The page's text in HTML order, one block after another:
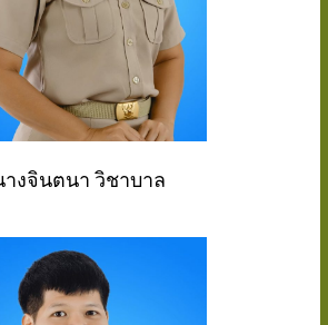
างจินตนา วิชาบาล